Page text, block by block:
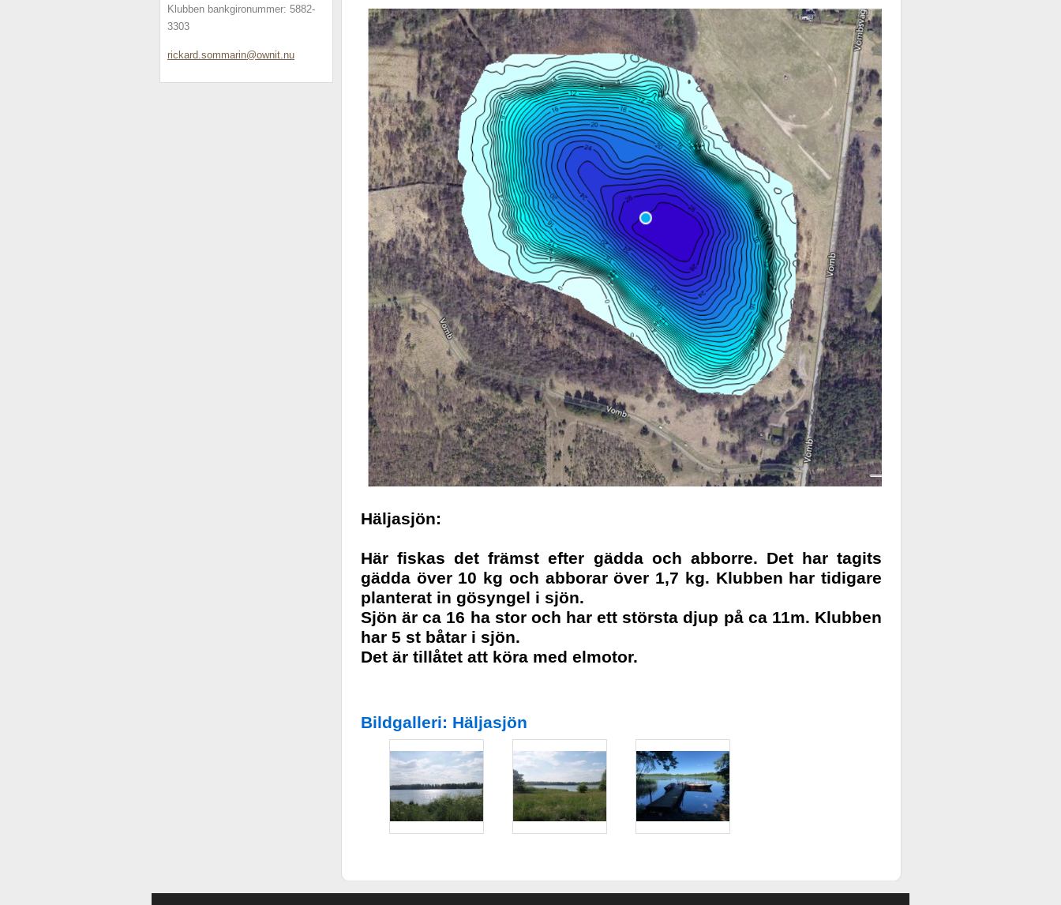
Klubben bankgironummer: 5882-
3303
rickard. sommarin@ownit.nu
Häljasjön:
Här fiskas det främst efter gädda och abborre. Det har tagits
gädda över 10 kg och abborar över 1,7 kg. Klubben har tidigare
planterat in gösyngel i sjön.
Sjön är ca 16 ha stor och har ett största djup på ca 11m. Klubben
har 5 st båtar i sjön.
Det är tillåtet att köra med elmotor.
Bildgalleri: Häljasjön